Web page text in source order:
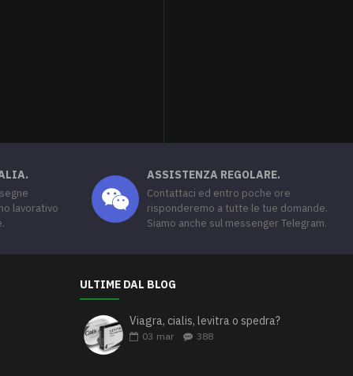
lavorativo
ASSISTENZA REGOLARE.
Contattaci ed entro poche ore
risponderemo a tutte le tue domande.
Siamo anche sul messenger Telegram.
ULTIME DAL BLOG
Viagra, cialis, levitra o spedra?
03 mar 388